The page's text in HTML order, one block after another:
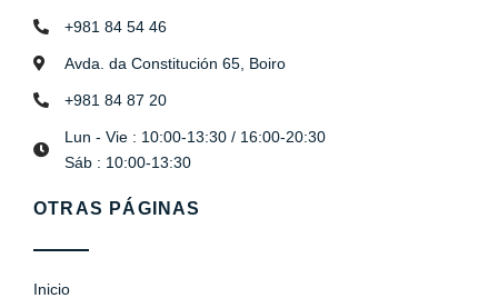
+981 84 54 46
Avda. da Constitución 65, Boiro
+981 84 87 20
Lun - Vie : 10:00-13:30 / 16:00-20:30
Sáb : 10:00-13:30
OTRAS PÁGINAS
Inicio